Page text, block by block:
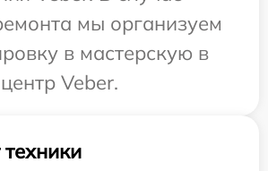
мы организуем
в мастерскую в
Veber.